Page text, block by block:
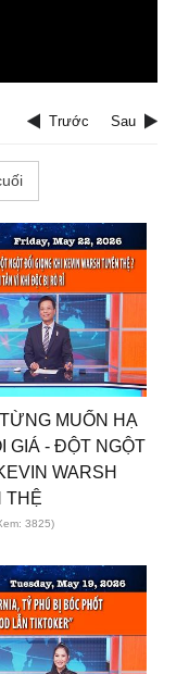
Trước Sau
MUỐN HẠ
GIÁ - ĐỘT NGỘT
WARSH
THỆ
3825)